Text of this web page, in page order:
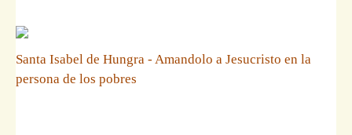
Santa Isabel de Hungra - Amandolo a Jesucristo en la
persona de los pobres